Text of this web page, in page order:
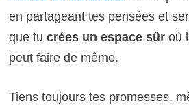
en partageant tes pensées et
que tu crées un espace sûroù
peut faire de même.
Tiens toujours tes promesses,